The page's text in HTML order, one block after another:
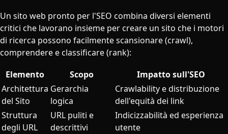
Un sito web pronto per l'SEO combina diversi elementi
critici che lavorano insieme per creare un sito che i motori
di ricerca possono facilmente scansionare (crawl),
comprendere e classificare (rank):
Elemento
Scopo
Impatto sull'SEO
Architettura
del Sito
Gerarchia
logica
Crawlability e distribuzione
dell'equità dei link
Struttura
degli URL
URL puliti e
descrittivi
Indicizzabilità ed esperienza
utente